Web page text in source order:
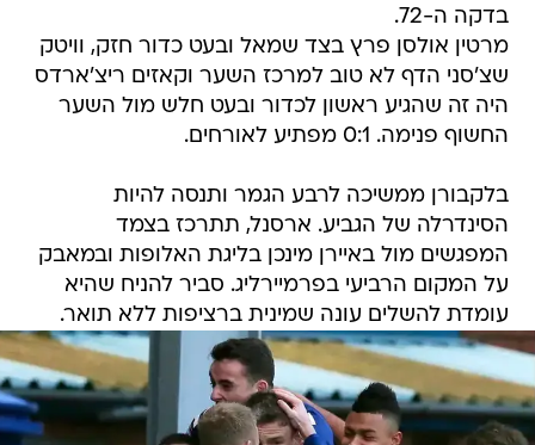
בדקה ה-72.
מרטין אולסן פרץ בצד שמאל ובעט כדור חזק, וויטק
שצ'סני הדף לא טוב למרכז השער וקאזים ריצ'ארדס
היה זה שהגיע ראשון לכדור ובעט חלש מול השער
החשוף פנימה. 0:1 מפתיע לאורחים.
בלקבורן ממשיכה לרבע הגמר ותנסה להיות
הסינדרלה של הגביע. ארסנל, תתרכז בצמד
המפגשים מול באיירן מינכן בליגת האלופות ובמאבק
על המקום הרביעי בפרמיירליג. סביר להניח שהיא
עומדת להשלים עונה שמינית ברציפות ללא תואר.